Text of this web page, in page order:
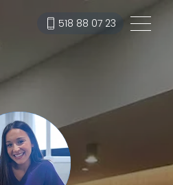
518 88 07 23